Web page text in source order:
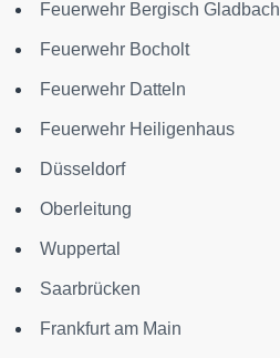
Feuerwehr Bergisch Gladbach
Feuerwehr Bocholt
Feuerwehr Datteln
Feuerwehr Heiligenhaus
Düsseldorf
Oberleitung
Wuppertal
Saarbrücken
Frankfurt am Main